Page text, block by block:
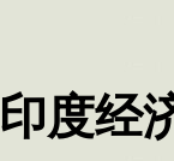
印度经